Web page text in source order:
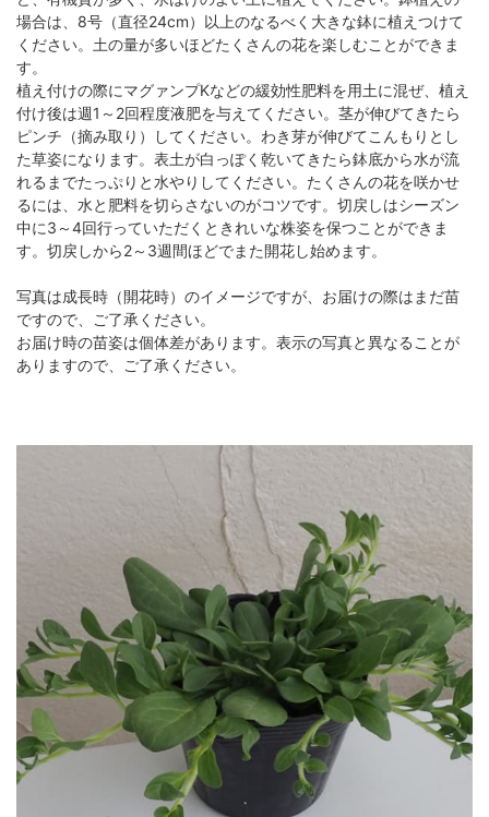
場合は、8号（直径24cm）以上のなるべく大きな鉢に植えつけて
ください。土の量が多いほどたくさんの花を楽しむことができま
す。
植え付けの際にマグァンプKなどの緩効性肥料を用土に混ぜ、植え
付け後は週1～2回程度液肥を与えてください。茎が伸びてきたら
ピンチ（摘み取り）してください。わき芽が伸びてこんもりとし
た草姿になります。表土が白っぽく乾いてきたら鉢底から水が流
れるまでたっぷりと水やりしてください。たくさんの花を咲かせ
るには、水と肥料を切らさないのがコツです。切戻しはシーズン
中に3～4回行っていただくときれいな株姿を保つことができま
す。切戻しから2～3週間ほどでまた開花し始めます。
写真は成長時（開花時）のイメージですが、お届けの際はまだ苗
ですので、ご了承ください。
お届け時の苗姿は個体差があります。表示の写真と異なることが
ありますので、ご了承ください。